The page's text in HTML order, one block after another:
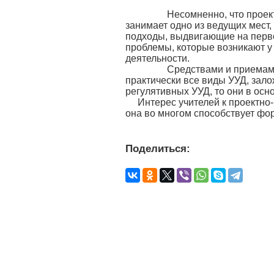
Несомненно, что
занимает одно из ведущих
подходы, выдвигающие на
проблемы, которые возникают
деятельности.
Средствами и приемами
практически все виды УУД,
регулятивных УУД, то они в
Интерес учителей к
она во многом способствует
Поделиться: